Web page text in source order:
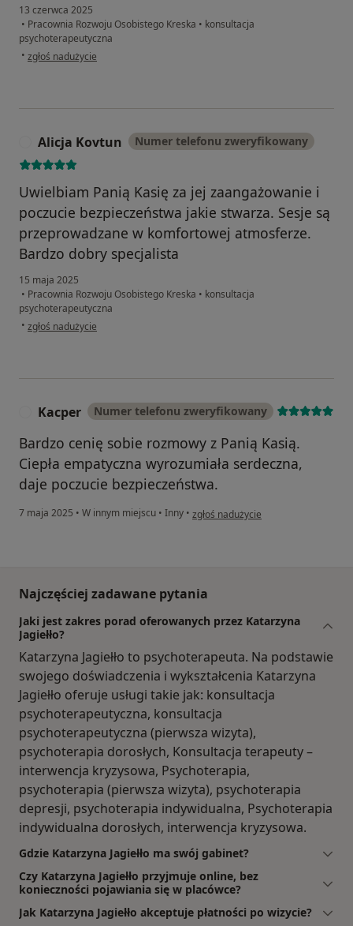
13 czerwca 2025
• Pracownia Rozwoju Osobistego Kreska • konsultacja
psychoterapeutyczna
• w opinii użytkownika Sandra
zgłoś nadużycie
Alicja Kovtun Numer telefonu zweryfikowany
Uwielbiam Panią Kasię za jej zaangażowanie i
poczucie bezpieczeństwa jakie stwarza. Sesje są
przeprowadzane w komfortowej atmosferze.
Bardzo dobry specjalista
15 maja 2025
• Pracownia Rozwoju Osobistego Kreska • konsultacja
psychoterapeutyczna
• w opinii użytkownika Alicja Kovtun
zgłoś nadużycie
Kacper Numer telefonu zweryfikowany
Bardzo cenię sobie rozmowy z Panią Kasią.
Ciepła empatyczna wyrozumiała serdeczna,
daje poczucie bezpieczeństwa.
7 maja 2025 • W innym miejscu • Inny • w opinii użytkownika Kacper
zgłoś nadużycie
Najczęściej zadawane pytania
Jaki jest zakres porad oferowanych przez Katarzyna
Jagiełło?
Katarzyna Jagiełło to psychoterapeuta. Na podstawie
swojego doświadczenia i wykształcenia Katarzyna
Jagiełło oferuje usługi takie jak: konsultacja
psychoterapeutyczna, konsultacja
psychoterapeutyczna (pierwsza wizyta),
psychoterapia dorosłych, Konsultacja terapeuty –
interwencja kryzysowa, Psychoterapia,
psychoterapia (pierwsza wizyta), psychoterapia
depresji, psychoterapia indywidualna, Psychoterapia
indywidualna dorosłych, interwencja kryzysowa.
Gdzie Katarzyna Jagiełło ma swój gabinet?
Czy Katarzyna Jagiełło przyjmuje online, bez
konieczności pojawiania się w placówce?
Jak Katarzyna Jagiełło akceptuje płatności po wizycie?